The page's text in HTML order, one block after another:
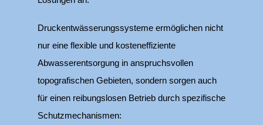
Druckentwässerungssysteme ermöglichen nicht
nur eine flexible und kosteneffiziente
Abwasserentsorgung in anspruchsvollen
topografischen Gebieten, sondern sorgen auch
für einen reibungslosen Betrieb durch spezifische
Schutzmechanismen: